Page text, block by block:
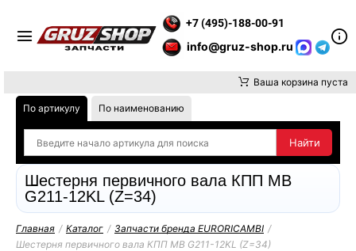
+7 (495)-188-00-91
info@gruz-shop.ru
Ваша корзина пуста
По артикулу По наименованию
Шестерня первичного вала КПП MB
G211-12KL (Z=34)
Главная / Каталог / Запчасти бренда EURORICAMBI /
Шестерня первичного вала КПП MB G211-12KL (Z=34)